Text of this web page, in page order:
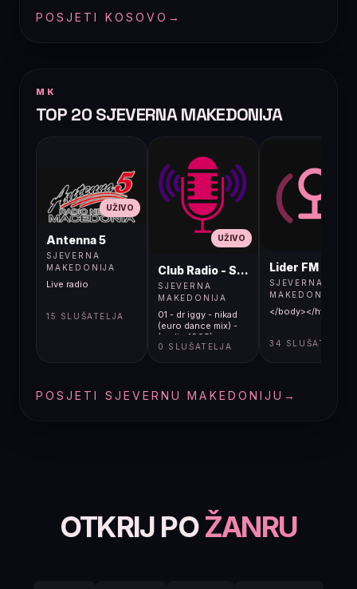
POSJETI KOSOVO →
MK
TOP 20 SJEVERNA MAKEDONIJA
UŽIVO
Antenna 5
SJEVERNA
MAKEDONIJA
Live radio
15 SLUŠATELJA
UŽIVO
Club Radio - Skopje, Mcedonia
SJEVERNA
MAKEDONIJA
01 - dr iggy - nikad
(euro dance mix) -
(audio 1995)
0 SLUŠATELJA
Lider FM 107,4
SJEVERNA
MAKEDONIJA
</body></html>
34 SLUŠATELJA
POSJETI SJEVERNU MAKEDONIJU →
OTKRIJ POŽANRU